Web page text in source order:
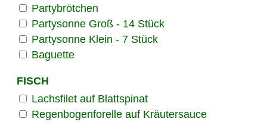
Partybrötchen
Partysonne Groß - 14 Stück
Partysonne Klein - 7 Stück
Baguette
FISCH
Lachsfilet auf Blattspinat
Regenbogenforelle auf Kräutersauce